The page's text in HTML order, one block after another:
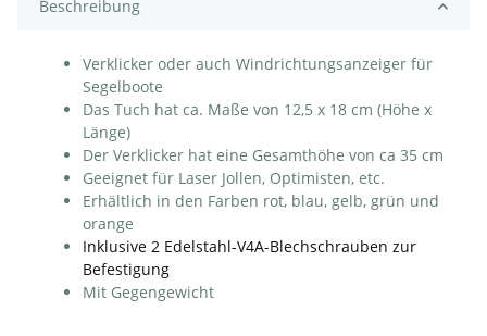
Beschreibung
Verklicker oder auch Windrichtungsanzeiger für
Segelboote
Das Tuch hat ca. Maße von 12,5 x 18 cm (Höhe x
Länge)
Der Verklicker hat eine Gesamthöhe von ca 35 cm
Geeignet für Laser Jollen, Optimisten, etc.
Erhältlich in den Farben rot, blau, gelb, grün und
orange
Inklusive 2 Edelstahl-V4A-Blechschrauben zur
Befestigung
Mit Gegengewicht